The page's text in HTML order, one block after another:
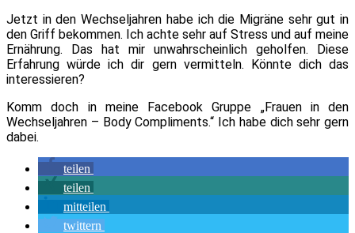
Jetzt in den Wechseljahren habe ich die Migräne sehr gut in
den Griff bekommen. Ich achte sehr auf Stress und auf meine
Ernährung. Das hat mir unwahrscheinlich geholfen. Diese
Erfahrung würde ich dir gern vermitteln. Könnte dich das
interessieren?
Komm doch in meine Facebook Gruppe „Frauen in den
Wechseljahren – Body Compliments.“ Ich habe dich sehr gern
dabei.
teilen
teilen
mitteilen
twittern